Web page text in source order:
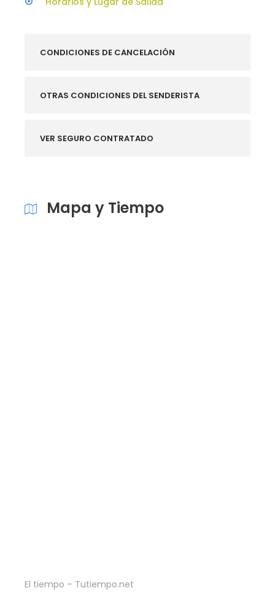
CONDICIONES DE CANCELACIÓN
OTRAS CONDICIONES DEL SENDERISTA
VER SEGURO CONTRATADO
Mapa y Tiempo
El tiempo – Tutiempo.net